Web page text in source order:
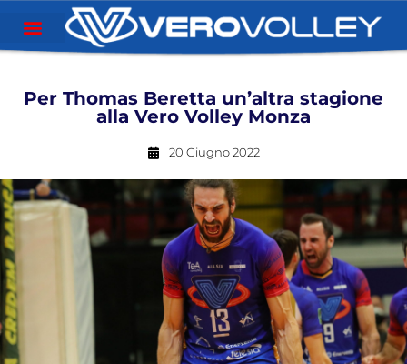
Per Thomas Beretta un’altra stagione
alla Vero Volley Monza
20 Giugno 2022